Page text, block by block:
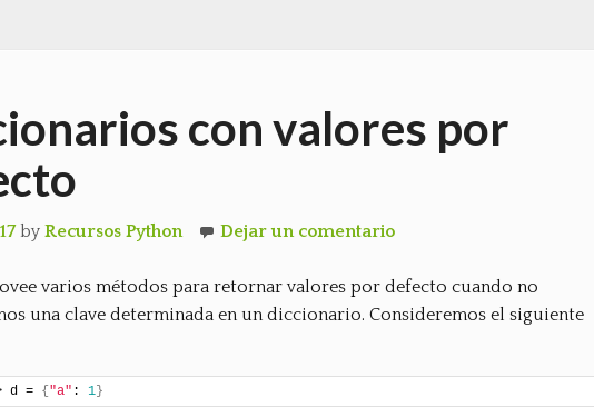
con valores por
by Recursos Python Dejar un comentario
varios métodos para retornar valores por defecto cuando no
una clave determinada en un diccionario. Consideremos el siguiente
d = { "a" : 1 }